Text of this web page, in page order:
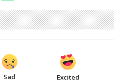
Sad Excited